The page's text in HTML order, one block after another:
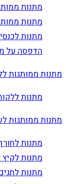
מתנות
מתנות
מתנות
הדפסה על
מתנות ממותגות
מתנות
מתנות ממותגות
מתנות
מתנות לקיץ
מתנות